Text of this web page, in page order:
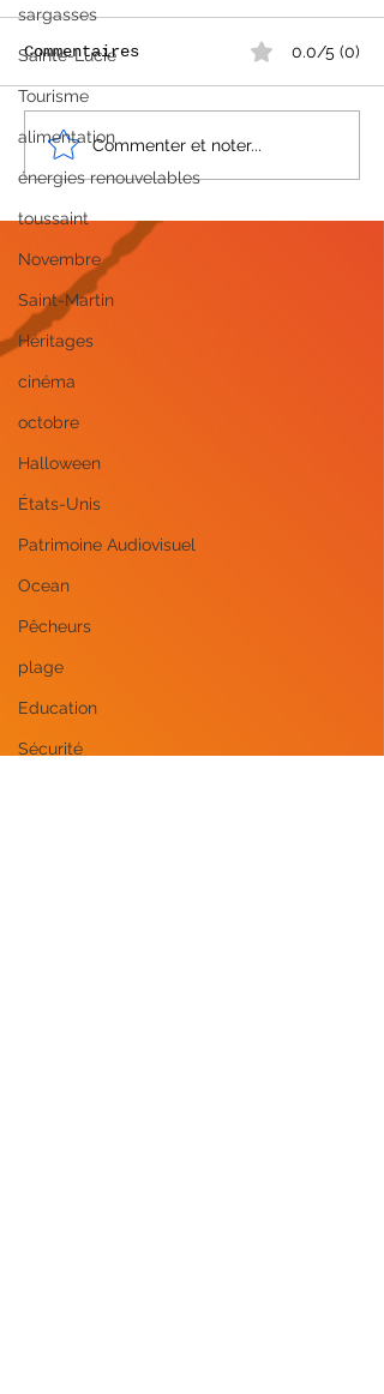
sargasses
Sainte-Lucie
Tourisme
alimentation
énergies renouvelables
toussaint
Novembre
Saint-Martin
Héritages
cinéma
octobre
Halloween
États-Unis
Patrimoine Audiovisuel
Ocean
Pêcheurs
plage
Education
Sécurité
Radio Amora Planta
devient Tropikal
Commentaires 0.0/5 (0)
Commenter et noter...